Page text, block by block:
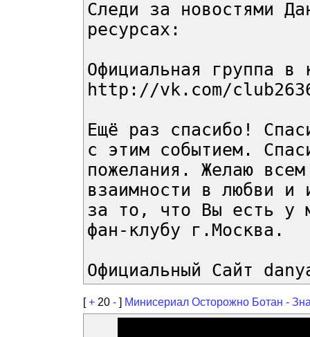
Следи за новостями
ресурсах:
Официальная группа
http://vk.com/
Ещё раз спасибо!
с этим событием.
пожелания. Желаю
взаимности в любви и
за то, что Вы есть у
фан-клубу г.Москва.
Официальный Сайт
[+ 20 - ] Минисериал Осторожно Ботан -